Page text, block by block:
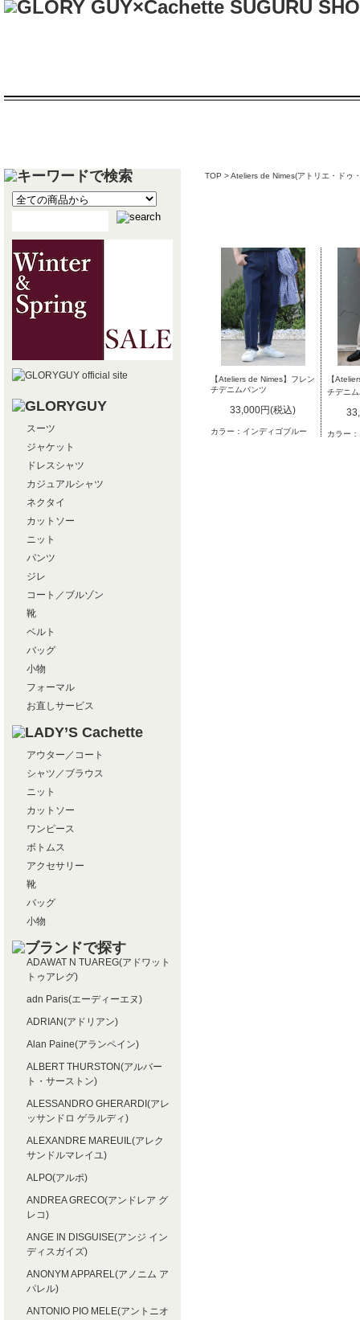
TOP >Ateliers de Nimes(アトリエ・ドゥ
【Ateliers de Nimes】フレン
チデニムパンツ
33,000円(税込)
カラー：インディゴブルー
【
チデニ
カラー
スーツ
ジャケット
ドレスシャツ
カジュアルシャツ
ネクタイ
カットソー
ニット
パンツ
ジレ
コート／ブルゾン
靴
ベルト
バッグ
小物
フォーマル
お直しサービス
アウター／コート
シャツ／ブラウス
ニット
カットソー
ワンピース
ボトムス
アクセサリー
靴
バッグ
小物
ADAWAT N TUAREG(アドワット
トゥアレグ)
adn Paris(エーディーエヌ)
ADRIAN(アドリアン)
Alan Paine(アランペイン)
ALBERT THURSTON(アルバー
ト・サーストン)
ALESSANDRO GHERARDI(アレ
ッサンドロ ゲラルディ)
ALEXANDRE MAREUIL(アレク
サンドルマレイユ)
ALPO(アルポ)
ANDREA GRECO(アンドレア グ
レコ)
ANGE IN DISGUISE(アンジ イン
ディスガイズ)
ANONYM APPAREL(アノニム ア
パレル)
ANTONIO PIO MELE(アントニオ